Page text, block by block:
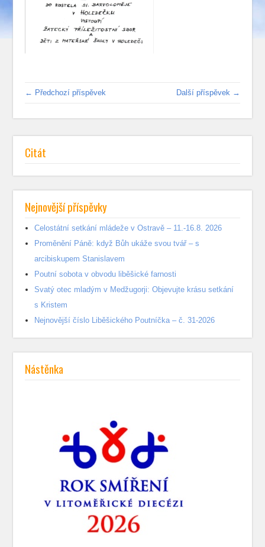
← Předchozí příspěvek Další příspěvek →
Citát
Nejnovější příspěvky
Celostátní setkání mládeže v Ostravě – 11.-16.8. 2026
Proměnění Páně: když Bůh ukáže svou tvář – s
arcibiskupem Stanislavem
Poutní sobota v obvodu liběšické farnosti
Svatý otec mladým v Medžugorji: Objevujte krásu setkání
s Kristem
Nejnovější číslo Liběšického Poutníčka – č. 31-2026
Nástěnka